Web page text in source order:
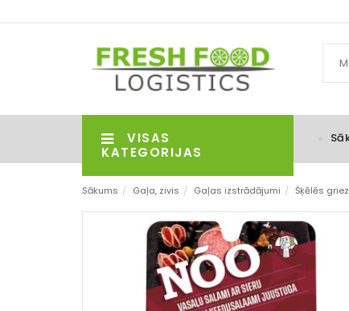
VISAS
KATEGORIJAS
Sākums / Gaļa, zivis / Gaļas izstrādājumi / Šķēlēs